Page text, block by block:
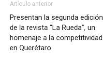
Artículo anterior
Presentan la segunda edición
de la revista “La Rueda”, un
homenaje a la competitividad
en Querétaro